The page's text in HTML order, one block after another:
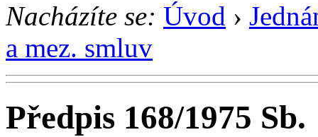
Nacházíte se: Úvod ›
a mez. smluv
Předpis 168/1975 Sb.